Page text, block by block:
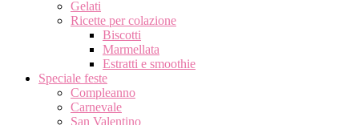
Gelati
Ricette per colazione
Biscotti
Marmellata
Estratti e smoothie
Speciale feste
Compleanno
Carnevale
San Valentino